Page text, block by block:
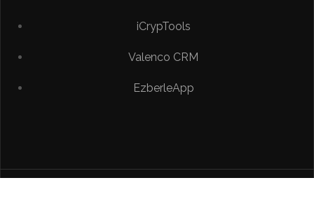
iCrypTools
Valenco CRM
EzberleApp